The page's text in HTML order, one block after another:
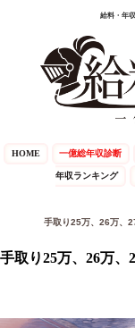
給料・年
HOME 一億総年収診断
年収ランキング
手取り25万、26万、
手取り25万、26万、